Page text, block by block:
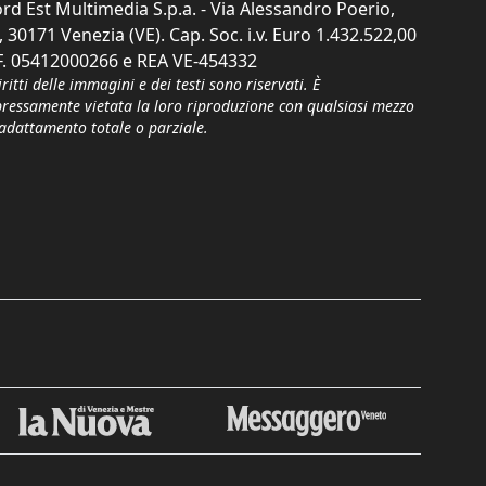
Est Multimedia S.p.a. - Via Alessandro Poerio,
30171 Venezia (VE). Cap. Soc. i.v. Euro 1.432.522,00
05412000266 e REA VE-454332
delle immagini e dei testi sono riservati. È
vietata la loro riproduzione con qualsiasi mezzo
totale o parziale.